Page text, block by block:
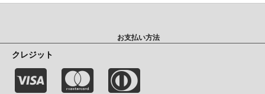
お支払い方法
クレジット